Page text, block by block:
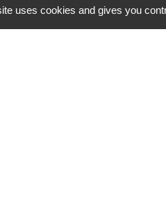
uses cookies and gives you